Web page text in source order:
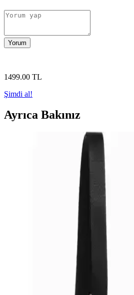
Yorum
1499.00 TL
Şimdi al!
Ayrıca Bakınız
Fossil Kahverengi Kadın Çanta:
Fonksiyonellik Bir Arada
Fossil markasının kahverengi kanvas
tasarımı ve iç bölmeleriyle günlük ve
dayanıklı ve iki yıl garantili bir seçenektir.
Casio MTP-VD01D-1EVUDF
Tasarım ve Malzeme
Bu karşılaştırma, Casio MTP-VD01D-
FBQ2492 arasındaki temel teknik
boyutu, malzeme kalitesi (çelik kasa/
su geçirmezlik, kuartz çalışma tipi,
kullanımına uygunluk arasındaki farkları
farklarına vurgu yapar.